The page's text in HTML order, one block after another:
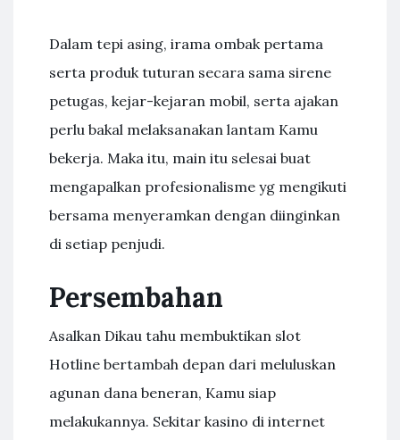
Dalam tepi asing, irama ombak pertama
serta produk tuturan secara sama sirene
petugas, kejar-kejaran mobil, serta ajakan
perlu bakal melaksanakan lantam Kamu
bekerja. Maka itu, main itu selesai buat
mengapalkan profesionalisme yg mengikuti
bersama menyeramkan dengan diinginkan
di setiap penjudi.
Persembahan
Asalkan Dikau tahu membuktikan slot
Hotline bertambah depan dari meluluskan
agunan dana beneran, Kamu siap
melakukannya. Sekitar kasino di internet